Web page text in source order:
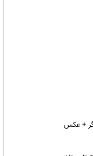
+ عکس